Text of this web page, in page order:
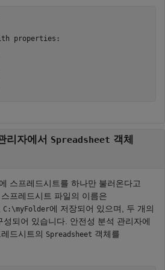
properties:
리자에서 Spreadsheet 객체
에 스프레드시트를 하나만 불러온다고
프레드시트 파일의 이름은
C:\myFolder에 저장되어 있으며, 두 개의
되어 있습니다. 안전성 분석 관리자에
드시트의 Spreadsheet 객체를